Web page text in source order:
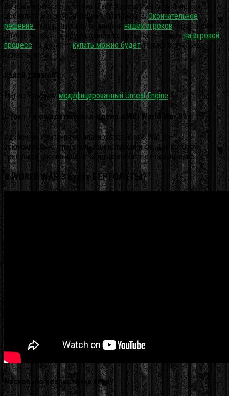
Во время раннего доступа (Early Access) мы не планируем
добавлять микротранзакции в World War 3.Окончательное
решение
будет зависеть от мнения наших игроков. Но в любом
случае мы не планируем давать возможность влиятьна игровой
процесс за донат —купить можно будеттолько визуальные
аспекты игры.
Какой движок?
Мы используем модифицированный Unreal Engine 4.
Стоит ли ожидать сингл-плеер в Will World War 3?
Одиночная кампания не планируется. World War 3 —
исключительно многопользовательская игра, для которой
требуется постоянное, стабильное интернет-соединение.
В WORLD WAR 3 будут ВЕРТОЛЁТЫ?
Насколько реалистична игра?